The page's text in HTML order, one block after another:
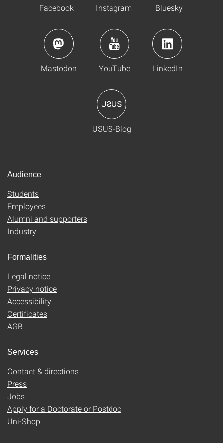
Facebook Instagram Bluesky
Mastodon YouTube LinkedIn
USUS-Blog
Audience
Students
Employees
Alumni and supporters
Industry
Formalities
Legal notice
Privacy notice
Accessibility
Certificates
AGB
Services
Contact & directions
Press
Jobs
Apply for a Doctorate or Postdoc
Uni-Shop